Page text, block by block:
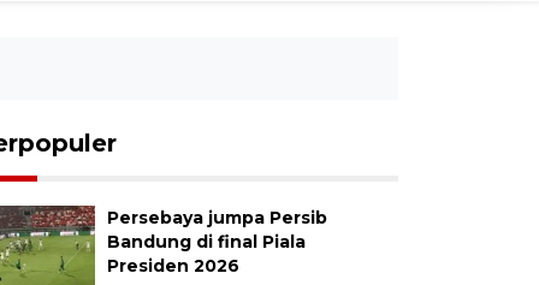
Persebaya jumpa Persib
Bandung di final Piala
Presiden 2026